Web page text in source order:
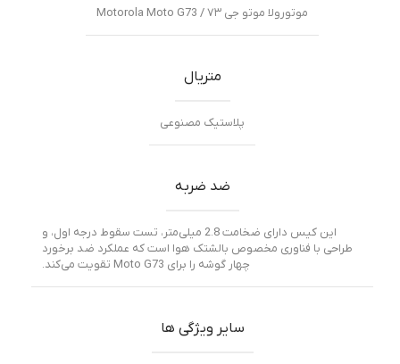
موتورولا موتو جی ۷۳ / Motorola Moto G73
متریال
پلاستیک مصنوعی
ضد ضربه
این کیس دارای ضخامت 2.8 میلی‌متر، تست سقوط درجه اول، و
طراحی با فناوری مخصوص بالشتک هوا است که عملکرد ضد برخورد
چهار گوشه را برای Moto G73 تقویت می‌کند.
سایر ویژگی ها